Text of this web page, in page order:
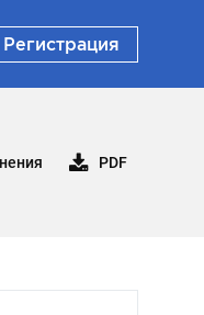
Регистрация
PDF